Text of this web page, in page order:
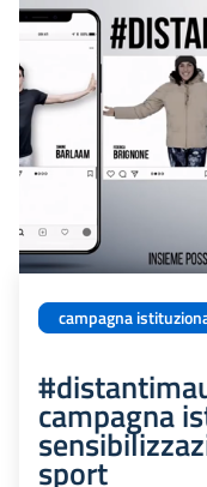
campagna
campagna
sport